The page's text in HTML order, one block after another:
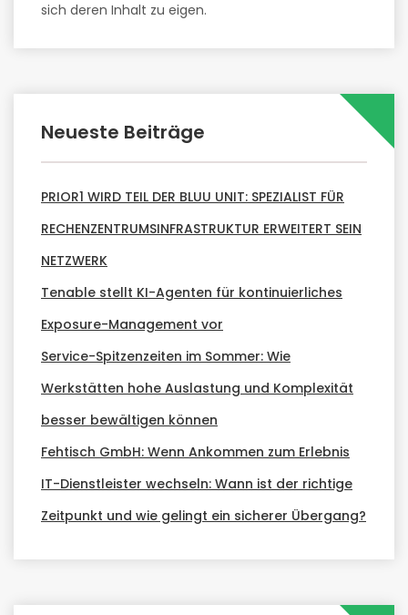
sich deren Inhalt zu eigen.
Neueste Beiträge
PRIOR1 WIRD TEIL DER BLUU UNIT: SPEZIALIST FÜR
RECHENZENTRUMSINFRASTRUKTUR ERWEITERT SEIN
NETZWERK
Tenable stellt KI-Agenten für kontinuierliches
Exposure-Management vor
Service-Spitzenzeiten im Sommer: Wie
Werkstätten hohe Auslastung und Komplexität
besser bewältigen können
Fehtisch GmbH: Wenn Ankommen zum Erlebnis
IT-Dienstleister wechseln: Wann ist der richtige
Zeitpunkt und wie gelingt ein sicherer Übergang?